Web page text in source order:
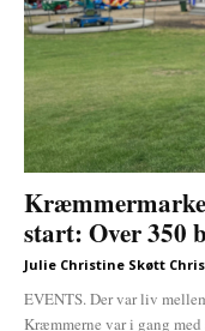
start: Over 350
Julie Christine Skøtt
EVENTS. Der var liv
Kræmmerne var i gang